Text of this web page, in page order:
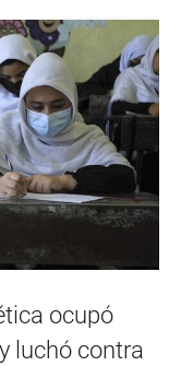
ocupó
luchó contra